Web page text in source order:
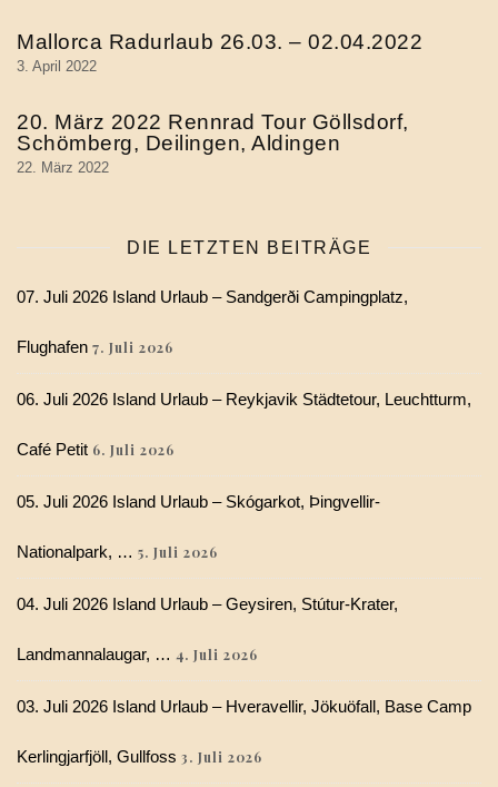
Mallorca Radurlaub 26.03. – 02.04.2022
3. April 2022
20. März 2022 Rennrad Tour Göllsdorf,
Schömberg, Deilingen, Aldingen
22. März 2022
DIE LETZTEN BEITRÄGE
07. Juli 2026 Island Urlaub – Sandgerði Campingplatz,
Flughafen 7. Juli 2026
06. Juli 2026 Island Urlaub – Reykjavik Städtetour, Leuchtturm,
Café Petit 6. Juli 2026
05. Juli 2026 Island Urlaub – Skógarkot, Þingvellir-
Nationalpark, … 5. Juli 2026
04. Juli 2026 Island Urlaub – Geysiren, Stútur-Krater,
Landmannalaugar, … 4. Juli 2026
03. Juli 2026 Island Urlaub – Hveravellir, Jökuöfall, Base Camp
Kerlingjarfjöll, Gullfoss 3. Juli 2026